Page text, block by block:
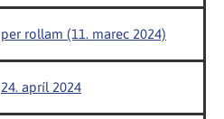
per rollam (11. marec 2024)
24. apríl 2024